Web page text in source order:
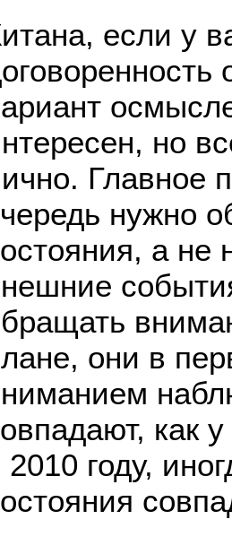
если у
но
Главное
нужно
а
они в
как
2010 году,